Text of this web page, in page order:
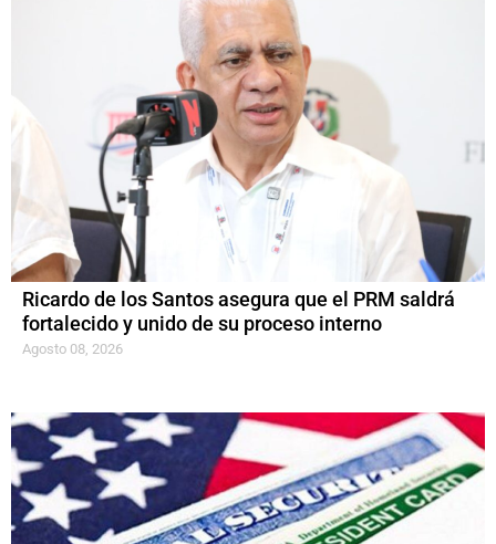
Ricardo de los Santos asegura que el PRM saldrá
fortalecido y unido de su proceso interno
Agosto 08, 2026